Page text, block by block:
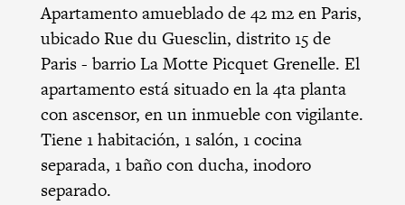
Apartamento amueblado de 42 m2 en Paris,
ubicado Rue du Guesclin, distrito 15 de
Paris- barrio La Motte Picquet Grenelle. El
apartamento está situado en la 4ta planta
con ascensor, en un inmueble con vigilante.
Tiene 1 habitación, 1 salón, 1 cocina
separada, 1 baño con ducha, inodoro
separado.